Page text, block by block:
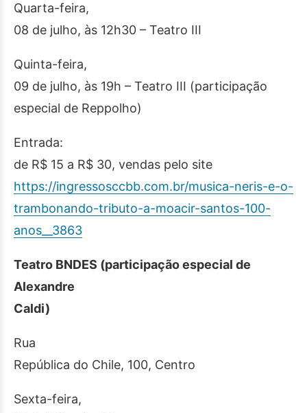
Quarta-feira,
08 de julho, às 12h30 – Teatro III
Quinta-feira,
09 de julho, às 19h – Teatro III (participação
especial de Reppolho)
Entrada:
de R$ 15 a R$ 30, vendas pelo site
https://ingressosccbb.com.br/musica-neris-e-o-
trambonando-tributo-a-moacir-santos-100-
anos__3863
Teatro BNDES (participação especial de
Alexandre
Caldi)
Rua
República do Chile, 100, Centro
Sexta-feira,